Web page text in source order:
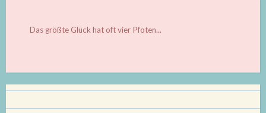
Das größte Glück hat oft vier Pfoten...